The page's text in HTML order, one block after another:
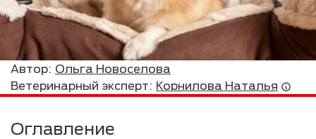
Автор: Ольга Новоселова
Ветеринарный эксперт: Корнилова Наталья
Оглавление